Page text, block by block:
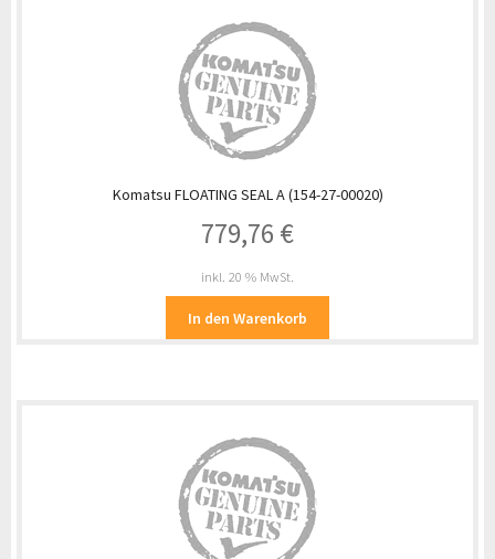
Komatsu FLOATING SEAL A (154-27-00020)
779,76 €
inkl. 20 % MwSt.
In den Warenkorb